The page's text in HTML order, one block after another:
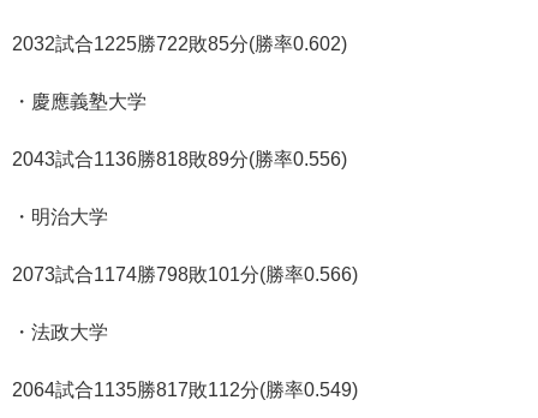
2032試合1225勝722敗85分(勝率0.602)
・慶應義塾大学
2043試合1136勝818敗89分(勝率0.556)
・明治大学
2073試合1174勝798敗101分(勝率0.566)
・法政大学
2064試合1135勝817敗112分(勝率0.549)